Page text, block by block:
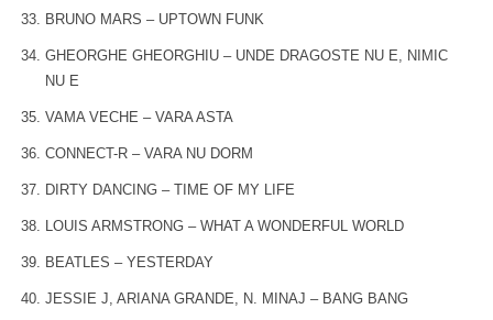
BRUNO MARS – UPTOWN FUNK
GHEORGHE GHEORGHIU – UNDE DRAGOSTE NU E, NIMIC
NU E
VAMA VECHE – VARA ASTA
CONNECT-R – VARA NU DORM
DIRTY DANCING – TIME OF MY LIFE
LOUIS ARMSTRONG – WHAT A WONDERFUL WORLD
BEATLES – YESTERDAY
JESSIE J, ARIANA GRANDE, N. MINAJ – BANG BANG